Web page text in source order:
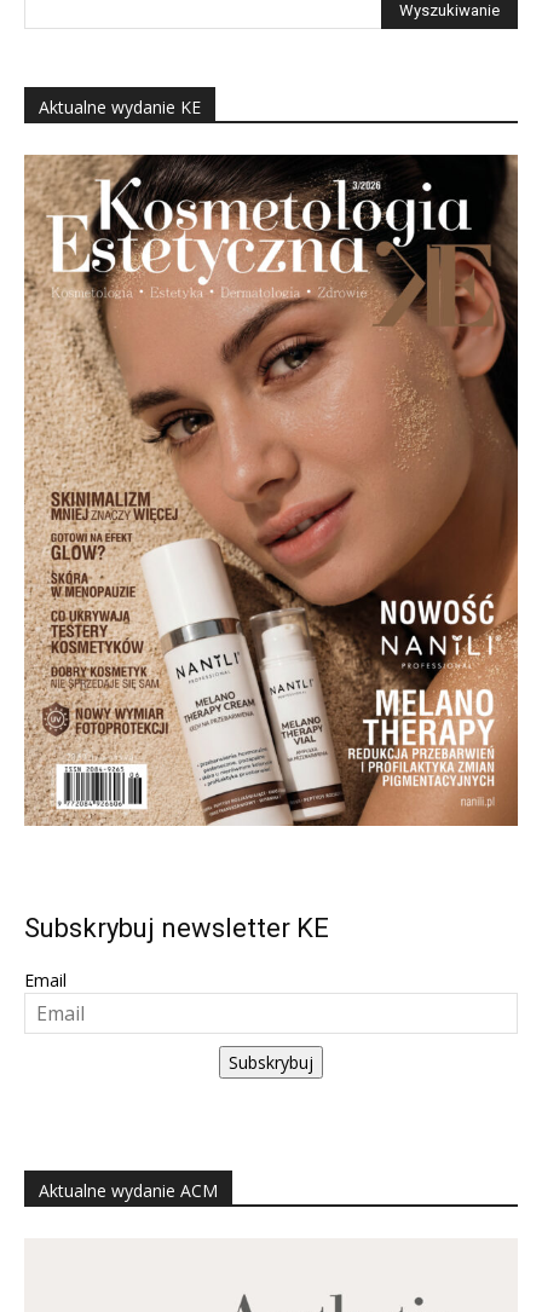
Aktualne wydanie KE
Subskrybuj newsletter KE
Email
Subskrybuj
Aktualne wydanie ACM